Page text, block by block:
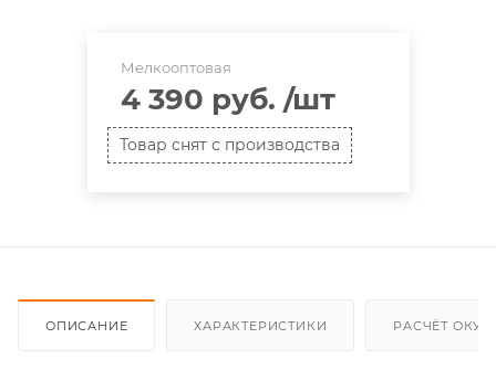
Мелкооптовая
4 390 руб. /шт
Товар снят с производства
ОПИСАНИЕ ХАРАКТЕРИСТИКИ РАСЧЁТ